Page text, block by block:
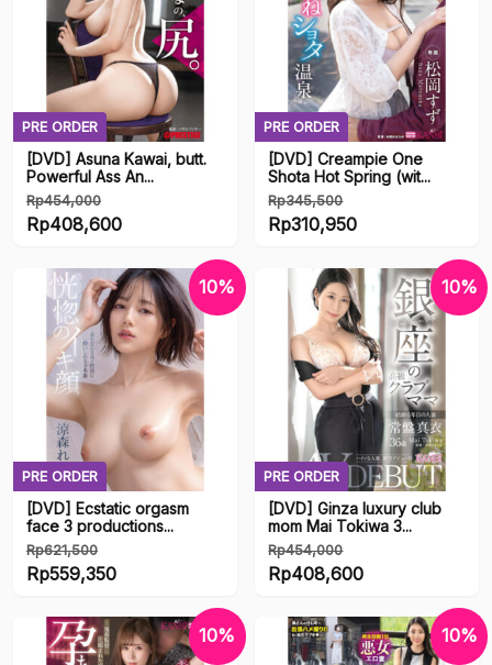
Rp383,850. Rp360,450.
PRE ORDER
[DVD] Asuna Kawai, butt.
Powerful Ass An...
Rp454,000
Harga
adalah:
Rp454,000.
Rp408,600
saat
adalah:
Rp408,600.
PRE ORDER
[DVD] Creampie One
Shota Hot Spring (wit...
Rp345,500
Harga
adalah:
Rp345,500.
Rp310,950
adalah:
Rp310,950.
PRE ORDER
10%
[DVD] Ecstatic orgasm
face 3 productions...
Rp621,500
Harga
adalah:
Rp621,500.
Rp559,350
saat
PRE ORDER
10%
[DVD] Ginza luxury club
mom Mai Tokiwa 3...
Rp454,000
Harga
adalah:
Rp454,000.
Rp408,600
saat
10% 10%